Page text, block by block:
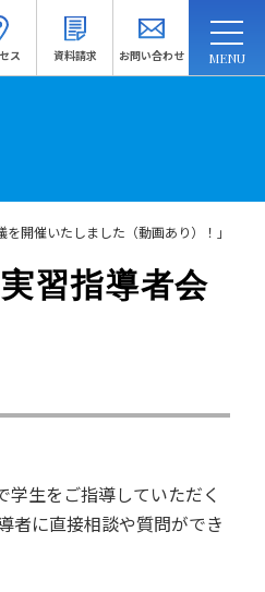
ス 資料請求 お問い合わせ
開催いたしました（動画あり）！」
習指導者会
生をご指導していただく
者に直接相談や質問ができ